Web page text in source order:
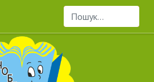
Пошук...